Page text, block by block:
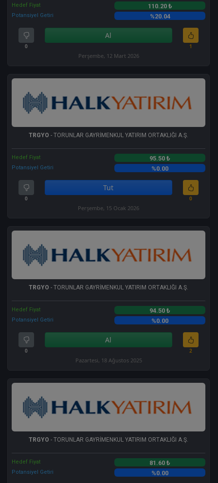
Hedef Fiyat 110.20 ₺
Potansiyel Getiri %20.04
0
Al
1
Perşembe, 12 Mart 2026
TRGYO - TORUNLAR GAYRİMENKUL YATIRIM ORTAKLIĞI A.Ş.
Hedef Fiyat 95.50 ₺
Potansiyel Getiri %0.00
0
Tut
0
Perşembe, 15 Ocak 2026
TRGYO - TORUNLAR GAYRİMENKUL YATIRIM ORTAKLIĞI A.Ş.
Hedef Fiyat 94.50 ₺
Potansiyel Getiri %0.00
0
Al
2
Pazartesi, 18 Ağustos 2025
TRGYO - TORUNLAR GAYRİMENKUL YATIRIM ORTAKLIĞI A.Ş.
Hedef Fiyat 81.60 ₺
Potansiyel Getiri %0.00